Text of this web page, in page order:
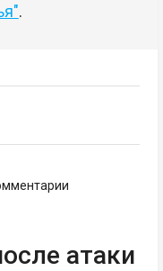
.
атаки